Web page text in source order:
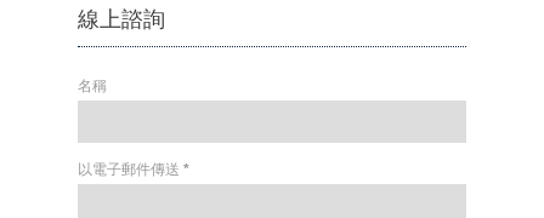
線上諮詢
名稱
以電子郵件傳送 *